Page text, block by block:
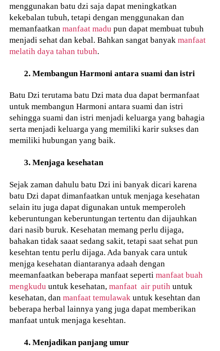
menggunakan batu dzi saja dapat meningkatkan
kekebalan tubuh, tetapi dengan menggunakan dan
memanfaatkan manfaat madupun dapat membuat tubuh
menjadi sehat dan kebal. Bahkan sangat banyakmanfaat
melatih daya tahan tubuh.
2. Membangun Harmoni antara suami dan istri
Batu Dzi terutama batu Dzi mata dua dapat bermanfaat
untuk membangun Harmoni antara suami dan istri
sehingga suami dan istri menjadi keluarga yang bahagia
serta menjadi keluarga yang memiliki karir sukses dan
memiliki hubungan yang baik.
3. Menjaga kesehatan
Sejak zaman dahulu batu Dzi ini banyak dicari karena
batu Dzi dapat dimanfaatkan untuk menjaga kesehatan
selain itu juga dapat digunakan untuk memperoleh
keberuntungan keberuntungan tertentu dan dijauhkan
dari nasib buruk. Kesehatan memang perlu dijaga,
bahakan tidak saaat sedang sakit, tetapi saat sehat pun
kesehtan tentu perlu dijaga. Ada banyak cara untuk
menjga kesehatan diantaranya adaah dengan
meemanfaatkan beberapa manfaat sepertimanfaat buah
mengkudu untuk kesehatan,manfaat air putih untuk
kesehatan, danmanfaat temulawak untuk kesehtan dan
beberapa herbal lainnya yang juga dapat memberikan
manfaat untuk menjaga kesehtan.
4. Menjadikan panjang umur